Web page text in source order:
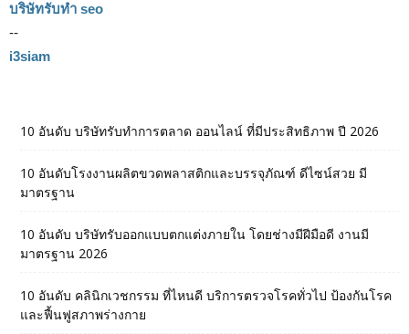
บริษัทรับทำ seo
--
i3siam
10 อันดับ บริษัทรับทำการตลาด ออนไลน์ ที่มีประสิทธิภาพ ปี 2026
10 อันดับโรงงานผลิตขวดพลาสติกและบรรจุภัณฑ์ ดีไซน์สวย มี
มาตรฐาน
10 อันดับ บริษัทรับออกแบบตกแต่งภายใน โดยช่างมีฝีมือดี งานมี
มาตรฐาน 2026
10 อันดับ คลินิกเวชกรรม ที่ไหนดี บริการตรวจโรคทั่วไป ป้องกันโรค
และฟื้นฟูสภาพร่างกาย